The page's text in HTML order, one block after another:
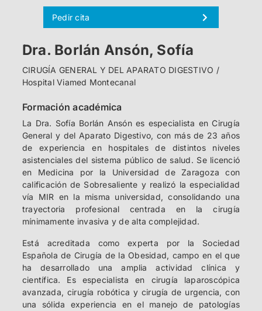
Pedir cita
Dra. Borlán Ansón, Sofía
CIRUGÍA GENERAL Y DEL APARATO DIGESTIVO /
Hospital Viamed Montecanal
Formación académica
La Dra. Sofía Borlán Ansón es especialista en Cirugía
General y del Aparato Digestivo, con más de 23 años
de experiencia en hospitales de distintos niveles
asistenciales del sistema público de salud. Se licenció
en Medicina por la Universidad de Zaragoza con
calificación de Sobresaliente y realizó la especialidad
vía MIR en la misma universidad, consolidando una
trayectoria profesional centrada en la cirugía
mínimamente invasiva y de alta complejidad.
Está acreditada como experta por la Sociedad
Española de Cirugía de la Obesidad, campo en el que
ha desarrollado una amplia actividad clínica y
científica. Es especialista en cirugía laparoscópica
avanzada, cirugía robótica y cirugía de urgencia, con
una sólida experiencia en el manejo de patologías